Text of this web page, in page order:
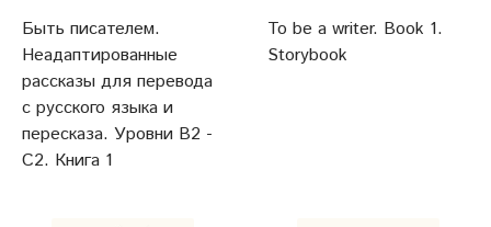
Быть писателем.
Неадаптированные
рассказы для перевода
с русского языка и
пересказа. Уровни В2 -
С2. Книга 1
To be a writer. Book 1.
Storybook